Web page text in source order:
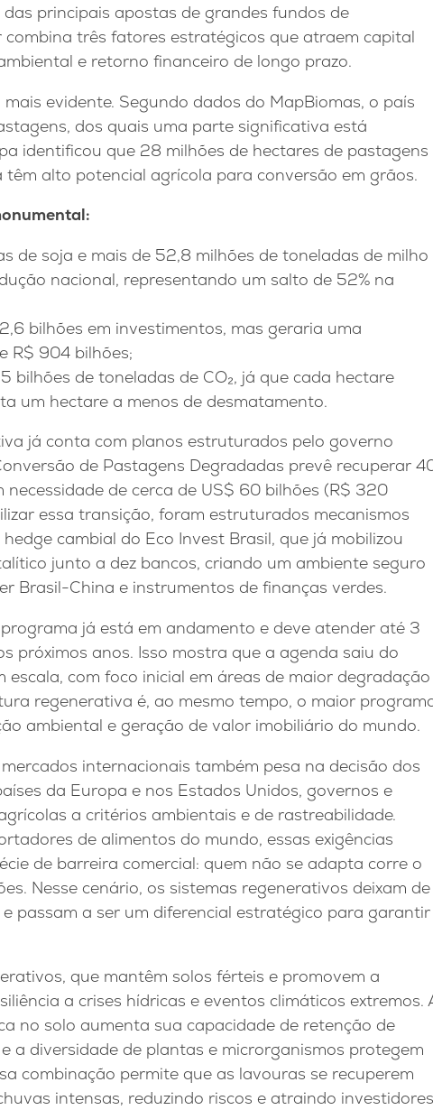
principais apostas de grandes fundos de
combina três fatores estratégicos que atraem capital
e retorno financeiro de longo prazo.
evidente. Segundo dados do MapBiomas, o país
dos quais uma parte significativa está
identificou que 28 milhões de hectares de pastagens
alto potencial agrícola para conversão em grãos.
de soja e mais de 52,8 milhões de toneladas de milho
nacional, representando um salto de 52% na
bilhões em investimentos, mas geraria uma
R$ 904 bilhões;
bilhões de toneladas de CO₂, já que cada hectare
um hectare a menos de desmatamento.
já conta com planos estruturados pelo governo
de Pastagens Degradadas prevê recuperar
necessidade de cerca de US$ 60 bilhões (R$ 320
essa transição, foram estruturados mecanismos
cambial do Eco Invest Brasil, que já mobilizou
junto a dez bancos, criando um ambiente seguro
Brasil-China e instrumentos de finanças verdes.
já está em andamento e deve atender até 3
próximos anos. Isso mostra que a agenda saiu do
com foco inicial em áreas de maior degradação
regenerativa é, ao mesmo tempo, o maior
ambiental e geração de valor imobiliário do mundo.
internacionais também pesa na decisão dos
da Europa e nos Estados Unidos, governos e
a critérios ambientais e de rastreabilidade.
de alimentos do mundo, essas exigências
de barreira comercial: quem não se adapta corre o
Nesse cenário, os sistemas regenerativos deixam de
passam a ser um diferencial estratégico para garantir
que mantêm solos férteis e promovem a
a crises hídricas e eventos climáticos extremos.
no solo aumenta sua capacidade de retenção de
a diversidade de plantas e microrganismos protegem
combinação permite que as lavouras se recuperem
intensas, reduzindo riscos e atraindo investidores